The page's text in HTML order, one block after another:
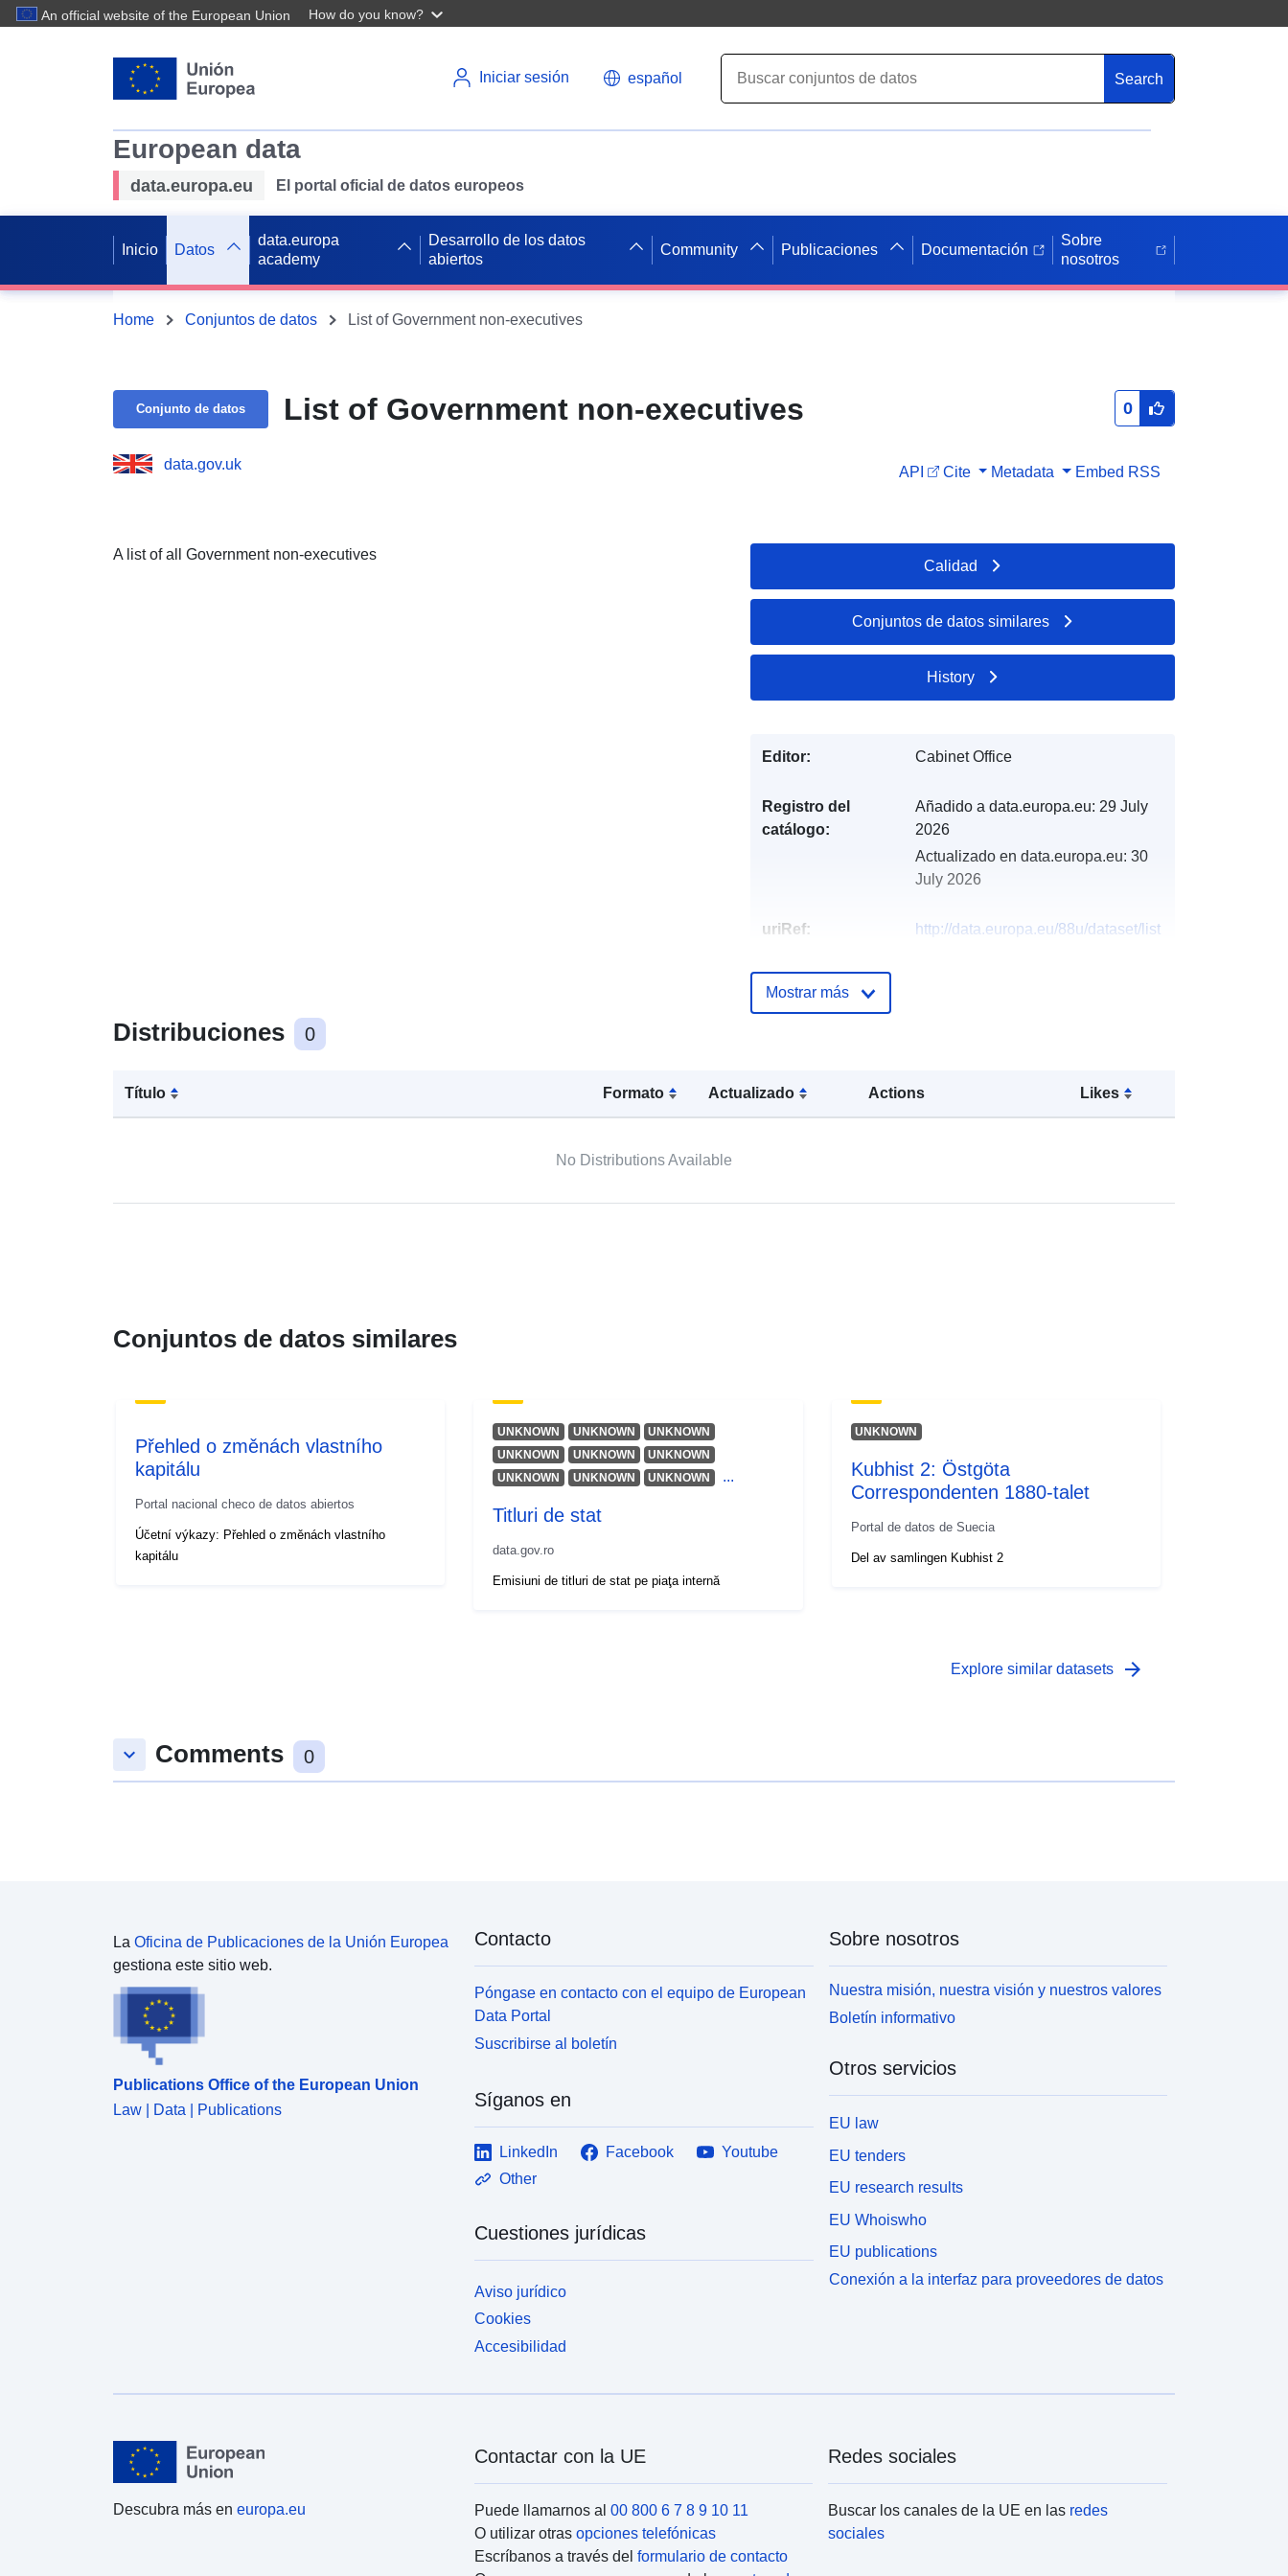
An official website of the European Union How do you know?
Iniciar sesión español Search
European data
data.europa.eu El portal oficial de datos europeos
Inicio Datos
data.europa
academy
Desarrollo de los datos
abiertos
Community Publicaciones Documentación
Sobre
nosotros
Home Conjuntos de datos List of Government non-executives
Conjunto de datos List of Government non-executives 0
data.gov.uk API Cite Metadata Embed RSS
A list of all Government non-executives
Distribuciones 0
Título Formato Actualizado Actions Likes
No Distributions Available
Calidad
Conjuntos de datos similares
History
Editor: Cabinet Office
Registro del
catálogo:
Añadido a data.europa.eu: 29 July
2026
Actualizado en data.europa.eu: 30
July 2026
uriRef:
http://data.europa.eu/88u/dataset/list
Mostrar más
Conjuntos de datos similares
Přehled o změnách vlastního
kapitálu
Portal nacional checo de datos abiertos
Účetní výkazy: Přehled o změnách vlastního
kapitálu
UNKNOWN UNKNOWN
UNKNOWN
UNKNOWN
UNKNOWN
UNKNOWN
UNKNOWN
UNKNOWN UNKNOWN ...
Titluri de stat
data.gov.ro
Emisiuni de titluri de stat pe piaţa internă
UNKNOWN
Kubhist 2: Östgöta
Correspondenten 1880-talet
Portal de datos de Suecia
Del av samlingen Kubhist 2
Explore similar datasets arrow_forward
keyboard_arrow_down Comments 0
La Oficina de Publicaciones de la Unión Europea
gestiona este sitio web.
Publications Office of the European Union
Law | Data | Publications
Contacto
Póngase en contacto con el equipo de European
Data Portal
Suscribirse al boletín
Síganos en
LinkedIn Facebook
Youtube
Other
Cuestiones jurídicas
Aviso jurídico
Cookies
Accesibilidad
Sobre nosotros
Nuestra misión, nuestra visión y nuestros valores
Boletín informativo
Otros servicios
EU law
EU tenders
EU research results
EU Whoiswho
EU publications
Conexión a la interfaz para proveedores de datos
Descubra más en europa.eu
Contactar con la UE
Puede llamarnos al 00 800 6 7 8 9 10 11
O utilizar otras opciones telefónicas
Escríbanos a través del formulario de contacto
Redes sociales
Buscar los canales de la UE en las redes
sociales